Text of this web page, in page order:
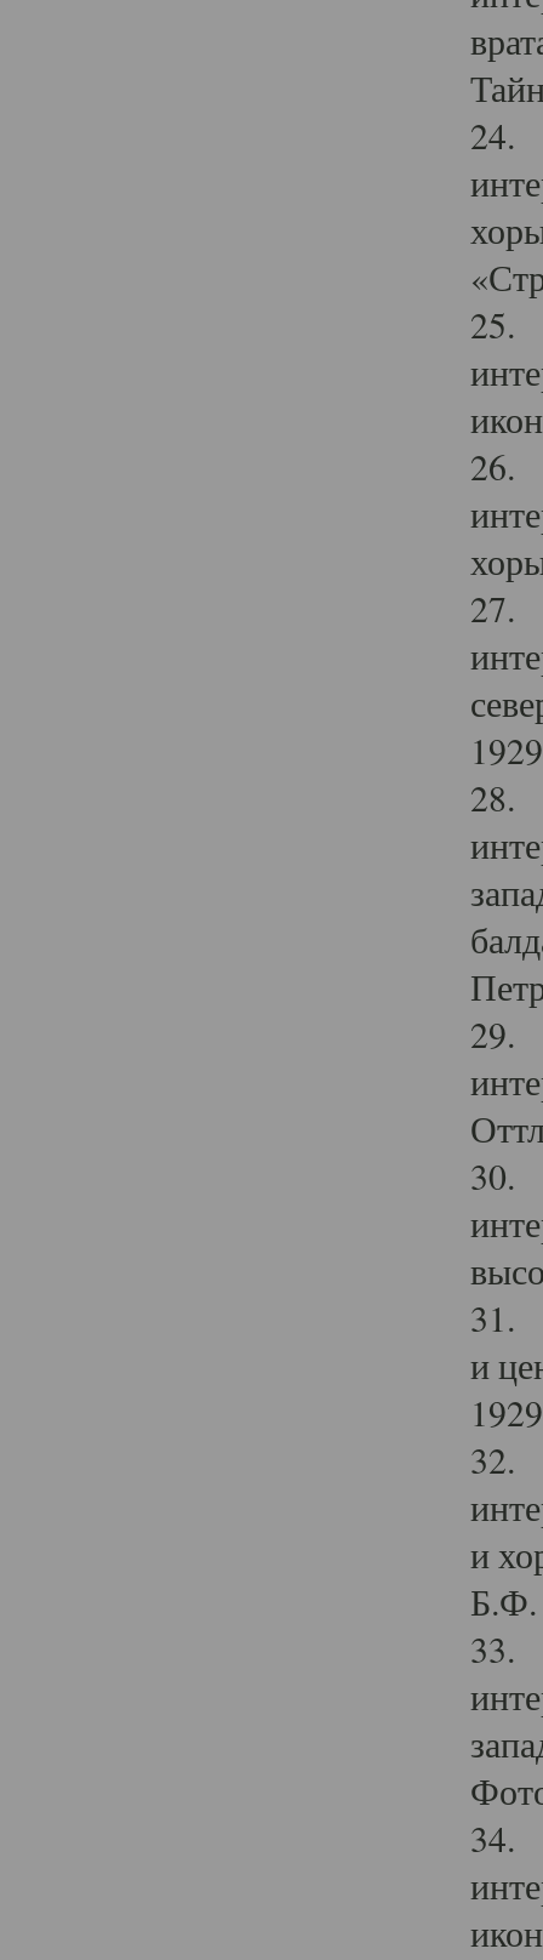
24.
25.
26.
27.
28.
29.
30.
31.
и
32.
и
Б.Ф.
33.
34.